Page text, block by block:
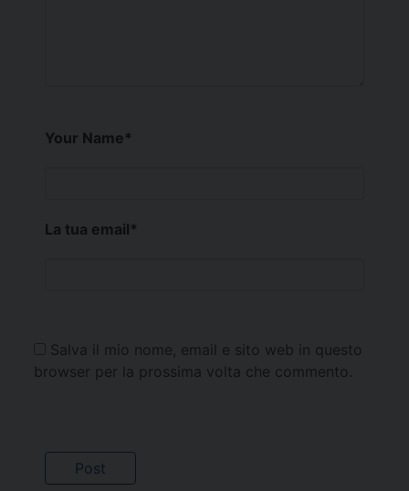
Your Name*
La tua email*
Salva il mio nome, email e sito web in questo
browser per la prossima volta che commento.